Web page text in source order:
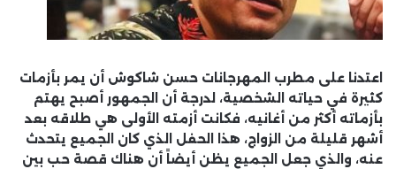
اعتدنا على مطرب المهرجانات حسن شاكوش أن يمر بأزمات
كثيرة في حياته الشخصية، لدرجة أن الجمهور أصبح يهتم
بأزماته أكثر من أغانيه، فكانت أزمته الأولى هي طلاقه بعد
أشهر قليلة من الزواج، هذا الحفل الذي كان الجميع يتحدث
عنه، والذي جعل الجميع يظن أيضاً أن هناك قصة حب بين